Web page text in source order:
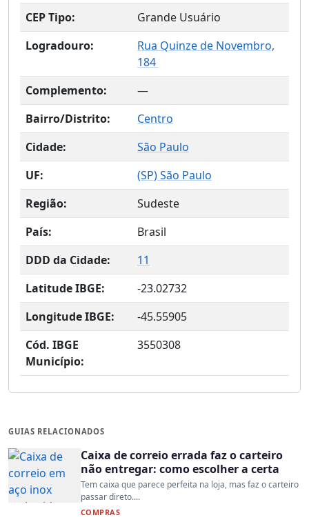
CEP Tipo:
Grande Usuário
Logradouro:
Rua Quinze de Novembro,
184
Complemento:
—
Bairro/Distrito:
Centro
Cidade:
São Paulo
UF:
(SP) São Paulo
Região:
Sudeste
País:
Brasil
DDD da Cidade:
11
Latitude IBGE:
-23.02732
Longitude IBGE:
-45.55905
Cód. IBGE
Município:
3550308
GUIAS RELACIONADOS
Caixa de correio errada faz o carteiro
não entregar: como escolher a certa
Tem caixa que parece perfeita na loja, mas faz o carteiro
passar direto....
COMPRAS